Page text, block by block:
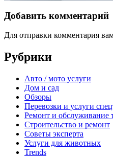
Добавить комментарий
Для отправки комментария
Рубрики
Авто / мото услуги
Дом и сад
Обзоры
Перевозки и услуги
Ремонт и обслуживание
Строительство и ремонт
Советы эксперта
Услуги для животных
Trends